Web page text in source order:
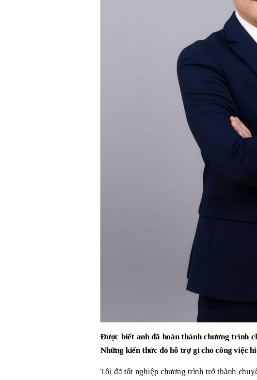
Được biết anh đã hoàn thành chương trình
Những kiến thức đó hỗ trợ gì cho công việc
Tôi đã tốt nghiệp chương trình trở thành